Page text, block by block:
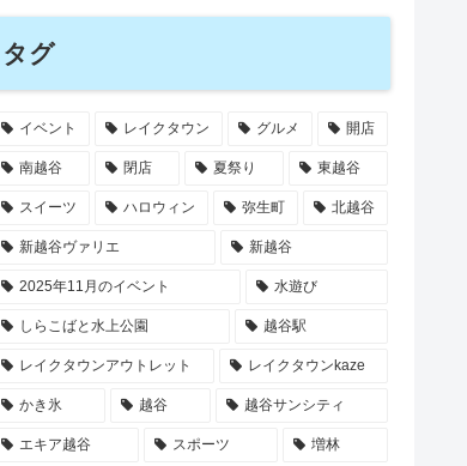
タグ
イベント レイクタウン グルメ 開店
南越谷 閉店 夏祭り 東越谷
スイーツ ハロウィン 弥生町 北越谷
新越谷ヴァリエ 新越谷
2025年11月のイベント 水遊び
しらこばと水上公園 越谷駅
レイクタウンアウトレット レイクタウンkaze
かき氷 越谷 越谷サンシティ
エキア越谷 スポーツ 増林